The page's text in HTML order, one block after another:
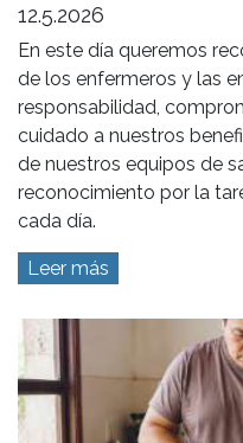
12.5.2026
En este día queremos
de los enfermeros y las
responsabilidad,
cuidado a nuestros
de nuestros equipos de
reconocimiento por la
cada día.
Leer más